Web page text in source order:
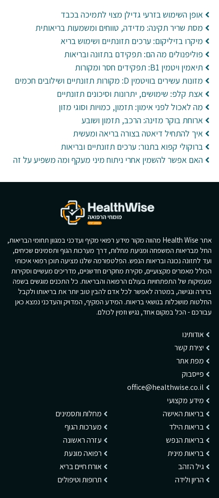
אופן השימוש בזרעי גדילן מצוי לתמיכה בכבד
מסת שריר תקינה: מדידה, טווחים ומשמעות בריאותית
מיקרו בזיליקום: ערכים תזונתיים ושימוש בריא
פוליפנולים מה הם: תפקידם בתזונה ובריאות
תיאמין ויטמין B1: תפקידים חסר ומקורות
מזונות עשירים בוויטמין D: מקורות תזונתיים ושילובים חכמים
אצת קלפ: שימושים, יתרונות וסיכונים תזונתיים
מה לאכול לפני אימון: תזמון, כמויות וסוגי מזון
ארוחת בוקר מזינה: הרכב, תזמון ושובע
איך להתחיל דיאטה בצורה בריאה ומעשית
ברוקולי קפוא בתנור: ערכים תזונתיים ובריאות
האם אפשר להשמין אחרי ניתוח מיני מעקף ומה משפיע על זה
אתר Health Wise מהווה מקור מידע רפואי מקיף ועדכני במגוון תחומי הבריאות,
החל מבריאות המשפחה ומניעת מחלות, דרך מערכות הגוף ותסמינים שכיחים,
ועד לתזונה נכונה ובריאות הנפש. הפלטפורמה שלנו מציעה תוכן רפואי איכותי
הכולל מאמרים מקצועיים, סקירת מחקרים חדשניים, מדריכים מעשיים וסקירות
מעמיקות של התפתחויות בעולם הרפואה והבריאות. כל התכנים מוגשים בשפה
ברורה ונגישה, במטרה לאפשר לכל אדם להבין טוב יותר את בריאותו ולקבל
החלטות מושכלות בנושאי בריאות. המידע המקיף, המדויק והעדכני נמצא כאן
עבורכם - הכל במקום אחד, נגיש וזמין לכולם.
אודותינו
יצירת קשר
מפת אתר
פייסבוק
office@healthwise.co.il
מידע מקצועי
בריאות האישה
בריאות הילד
בריאות הנפש
בריאות מינית
גיל הזהב
הריון ולידה
מחלות ותסמינים
מערכות הגוף
עזרה ראשונה
רפואה מונעת
אורח חיים בריא
תרופות וטיפולים